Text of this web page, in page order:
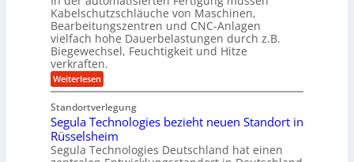
V
o
r
j
a
h
r
t
s
c
h
a
n
c
e
f
ü
d
e
n
M
a
y
s
t
e
m
T
e
a
m
t
i
t
t
Kabelschutzschläuche von Maschinen,
Bearbeitungszentren und CNC-Anlagen
vielfach hohe Dauerbelastungen durch z.B.
Biegewechsel, Feuchtigkeit und Hitze
verkraften.
Weiterlesen:
K
n
s
t
s
t
Standortverlegung
Segula Technologies bezieht neuen Standort in
Rüsselsheim
Segula Technologies Deutschland hat einen